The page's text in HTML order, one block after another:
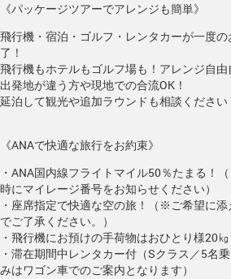
《パッケージツアーでアレンジも簡単》
飛行機・宿泊・ゴルフ・レンタカーが一度
了！
飛行機もホテルもゴルフ場も！アレンジ自由
出発地が違う方や現地での合流OK！
延泊して観光や追加ラウンドも相談ください
《ANAで快適な旅行をお約束》
・ANA国内線フライトマイル50％たまる！
時にマイレージ番号をお知らせください）
・座席指定で快適な空の旅！（※ご希望に
でご了承ください。）
・飛行機にお預けの手荷物はおひとり様20㎏
・滞在期間中レンタカー付（Sクラス／5名
みはワゴン車でのご案内となります）